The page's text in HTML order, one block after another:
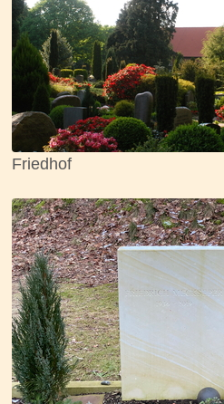
Friedhof